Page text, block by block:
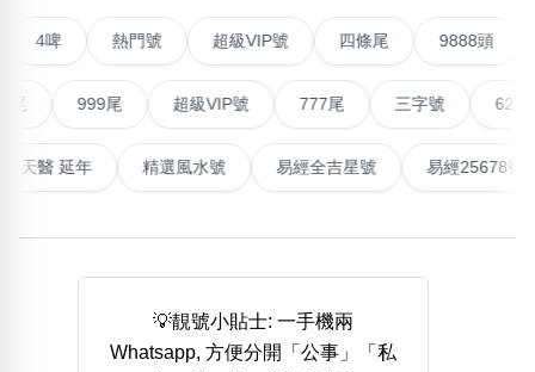
不包含數字
無0 無2無3無4無5 無7無8無9
清除全部分類
多8字 9888頭 二字號
三字號
全大數字
5萬以上 生天延 全吉星(全號)
熱門號 超級VIP號 四條尾 9888頭
999尾 超級VIP號 777尾 三字號 6288頭
能量生氣 天醫 延年 精選風水號 易經全吉星號 易經
💡靚號小貼士: 一手機兩
Whatsapp, 方便分開「公事」「私